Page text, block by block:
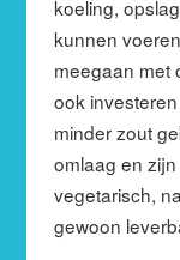
koeling,
kunnen
meegaan met
ook
minder zout
omlaag en
vegetarisch,
gewoon